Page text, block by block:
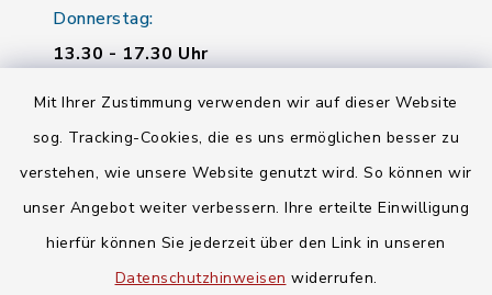
Mit Ihrer Zustimmung verwenden wir auf dieser Website
sog. Tracking-Cookies, die es uns ermöglichen besser zu
verstehen, wie unsere Website genutzt wird. So können wir
unser Angebot weiter verbessern. Ihre erteilte Einwilligung
hierfür können Sie jederzeit über den Link in unseren
Datenschutzhinweisen widerrufen.
Donnerstag:
13.30 - 17.30 Uhr
Quicklinks
Landratsamt Regensburg
Energiemonitor
Mitfahrzentrale